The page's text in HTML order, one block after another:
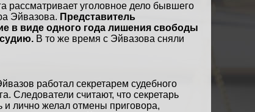
рассматривает уголовное дело бывшего
Эйвазова. Представитель
в виде одного года лишения свободы
В то же время с Эйвазова сняли
работал секретарем судебного
. Следователи считают, что секретарь
и лично желал отмены приговора,